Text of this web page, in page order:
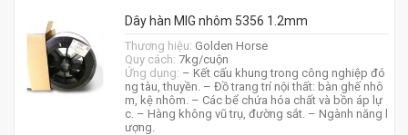
Dây hàn MIG nhôm 5356 1.2mm
Thương hiệu: Golden Horse
Quy cách: 7kg/cuộn
Ứng dụng: – Kết cấu khung trong công nghiệp đó
ng tàu, thuyền. – Đồ trang trí nội thất: bàn ghế nhô
m, kệ nhôm. – Các bể chứa hóa chất và bồn áp lự
c. – Hàng không vũ trụ, đường sắt. – Ngành năng l
ượng.